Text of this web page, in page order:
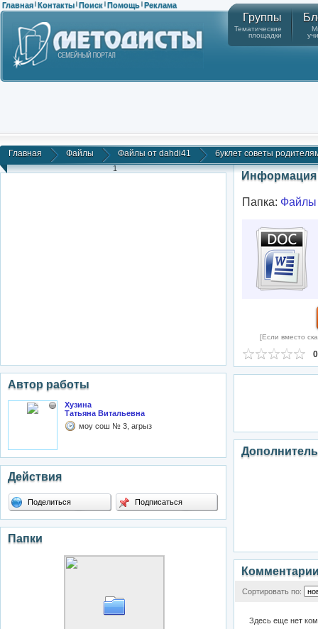
Главная | Контакты | Поиск | Помощь | Реклама
Группы
Тематические
площадки
Главная Файлы Файлы от dahdi41 буклет советы
1
Автор работы
Хузина
Татьяна Витальевна
моу сош № 3, агрыз
Действия
Поделиться Подписаться
Папки
Информация
Папка: Файлы
[Если вместо
Сортировать по:
Здесь еще нет